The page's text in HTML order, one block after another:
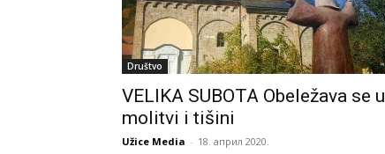
Društvo
VELIKA SUBOTA Obeležava se u
molitvi i tišini
Užice Media - 18. април 2020.